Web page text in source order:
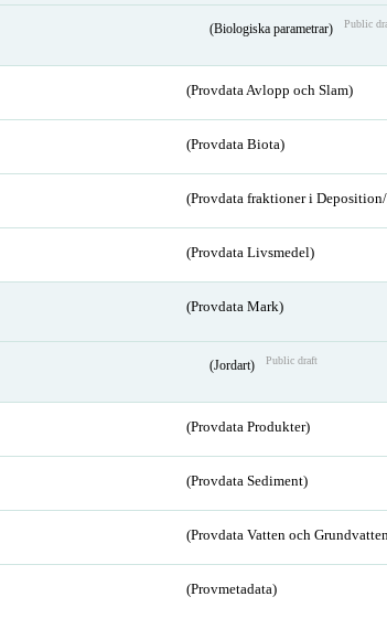
(Biologiska parametrar) Public
(Provdata Avlopp och Slam)
(Provdata Biota)
(Provdata fraktioner i
(Provdata Livsmedel)
(Provdata Mark)
(Jordart) Public draft
(Provdata Produkter)
(Provdata Sediment)
(Provdata Vatten och
(Provmetadata)